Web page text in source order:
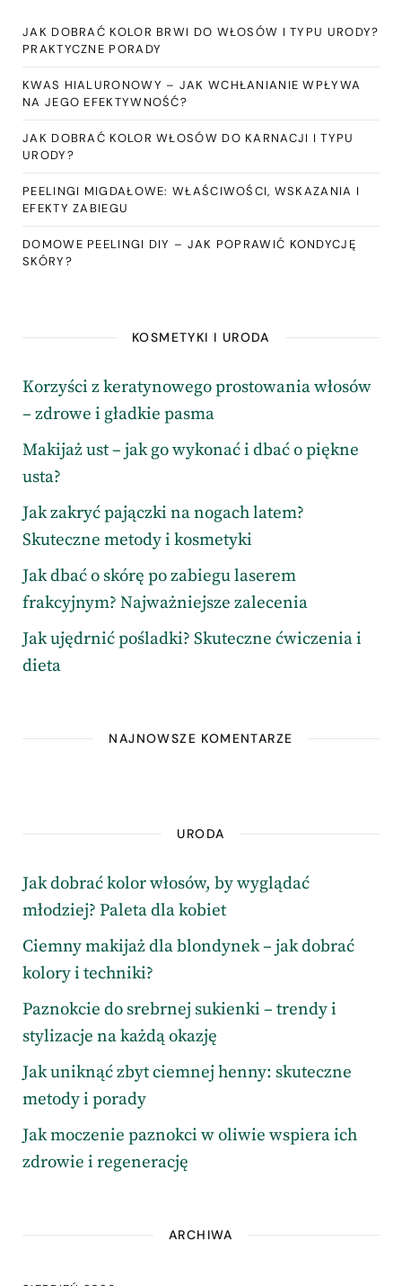
JAK DOBRAĆ KOLOR BRWI DO WŁOSÓW I TYPU URODY?
PRAKTYCZNE PORADY
KWAS HIALURONOWY – JAK WCHŁANIANIE WPŁYWA
NA JEGO EFEKTYWNOŚĆ?
JAK DOBRAĆ KOLOR WŁOSÓW DO KARNACJI I TYPU
URODY?
PEELINGI MIGDAŁOWE: WŁAŚCIWOŚCI, WSKAZANIA I
EFEKTY ZABIEGU
DOMOWE PEELINGI DIY – JAK POPRAWIĆ KONDYCJĘ
SKÓRY?
KOSMETYKI I URODA
Korzyści z keratynowego prostowania włosów
– zdrowe i gładkie pasma
Makijaż ust – jak go wykonać i dbać o piękne
usta?
Jak zakryć pajączki na nogach latem?
Skuteczne metody i kosmetyki
Jak dbać o skórę po zabiegu laserem
frakcyjnym? Najważniejsze zalecenia
Jak ujędrnić pośladki? Skuteczne ćwiczenia i
dieta
NAJNOWSZE KOMENTARZE
URODA
Jak dobrać kolor włosów, by wyglądać
młodziej? Paleta dla kobiet
Ciemny makijaż dla blondynek – jak dobrać
kolory i techniki?
Paznokcie do srebrnej sukienki – trendy i
stylizacje na każdą okazję
Jak uniknąć zbyt ciemnej henny: skuteczne
metody i porady
Jak moczenie paznokci w oliwie wspiera ich
zdrowie i regenerację
ARCHIWA